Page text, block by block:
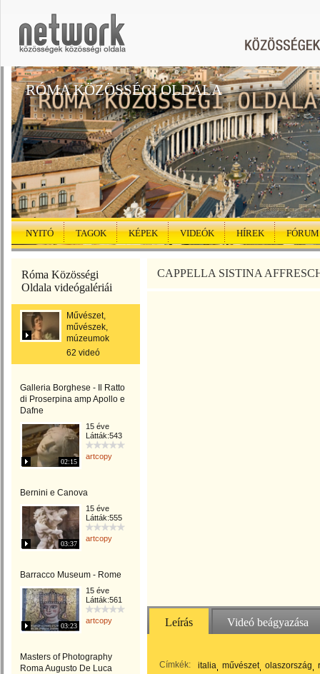
RÓMA KÖZÖSSÉGI OLDALA
NYITÓ TAGOK KÉPEK VIDEÓK HÍREK FÓRUM
Róma Közösségi
Oldala videógalériái
Művészet,
művészek,
múzeumok
62 videó
Galleria Borghese - Il Ratto
di Proserpina amp Apollo e
Dafne
02:15
15 éve
Látták:543
artcopy
Bernini e Canova
03:37
15 éve
Látták:555
artcopy
Barracco Museum - Rome
03:23
15 éve
Látták:561
artcopy
Masters of Photography
Roma Augusto De Luca
CAPPELLA SISTINA
Leírás Videó beágyazása
Címkék: italia művészet olaszország